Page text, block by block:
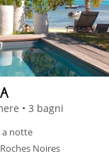
• 3 bagni
a notte
Noires